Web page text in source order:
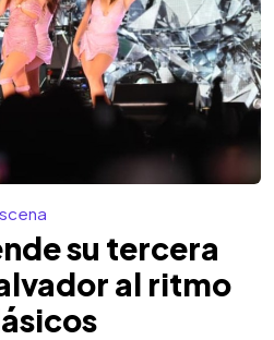
su tercera
al ritmo